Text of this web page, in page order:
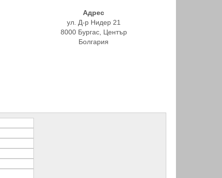
Адрес
ул. Д-р Нидер 21
8000 Бургас, Център
Болгария